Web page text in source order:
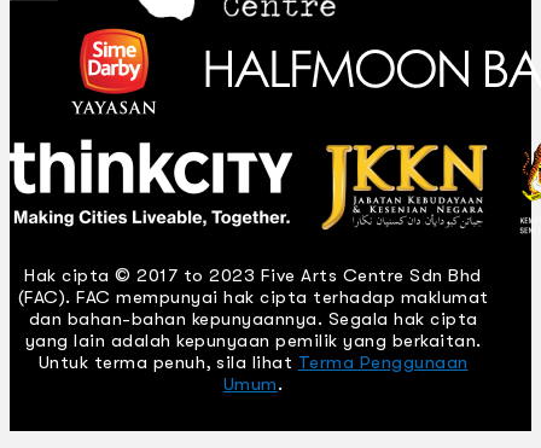
Hak cipta © 2017 to 2023 Five Arts Centre Sdn Bhd
(FAC). FAC mempunyai hak cipta terhadap maklumat
dan bahan-bahan kepunyaannya. Segala hak cipta
yang lain adalah kepunyaan pemilik yang berkaitan.
Untuk terma penuh, sila lihat Terma Penggunaan
Umum.